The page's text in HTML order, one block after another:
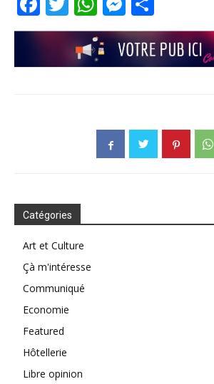
Catégories
Art et Culture
Çà m'intéresse
Communiqué
Economie
Featured
Hôtellerie
Libre opinion